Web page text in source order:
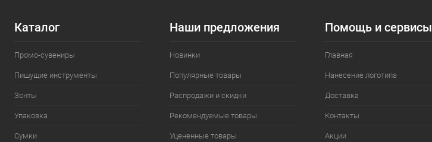
Каталог
Промо-сувениры
Пишущие инструменты
Зонты
Упаковка
Сумки
Наши предложения
Новинки
Популярные товары
Распродажи и скидки
Рекомендуемые товары
Уцененные товары
Помощь и сервисы
Главная
Нанесение логотипа
Доставка
Контакты
Акции